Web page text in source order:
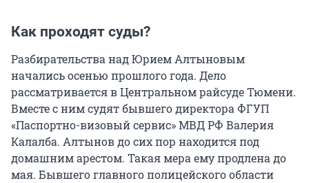
Как проходят суды?
Разбирательства над Юрием Алтыновым
начались осенью прошлого года. Дело
рассматривается в Центральном райсуде Тюмени.
Вместе с ним судят бывшего директора ФГУП
«Паспортно-визовый сервис» МВД РФ Валерия
Калалба. Алтынов до сих пор находится под
домашним арестом. Такая мера ему продлена до
мая. Бывшего главного полицейского области